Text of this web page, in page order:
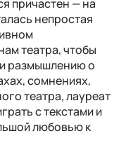
причастен — на
непростая
театра, чтобы
размышлению о
сомнениях,
театра, лауреат
с текстами и
любовью к